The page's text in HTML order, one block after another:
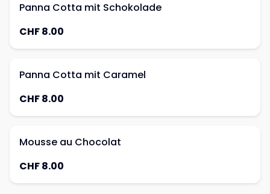
Panna Cotta mit Schokolade
CHF 8.00
Panna Cotta mit Caramel
CHF 8.00
Mousse au Chocolat
CHF 8.00